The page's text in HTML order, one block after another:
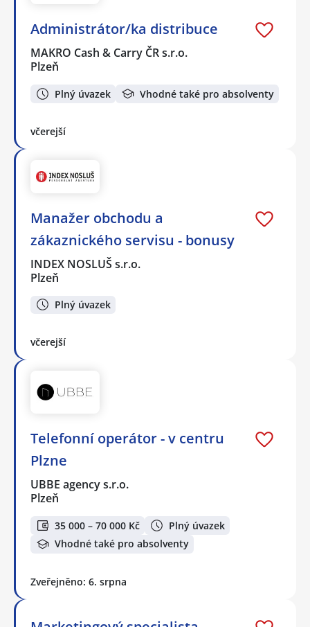
Administrátor/ka distribuce
MAKRO Cash & Carry ČR s.r.o.
Plzeň
Plný úvazek Vhodné také pro absolventy
včerejší
Manažer obchodu a
zákaznického servisu - bonusy
INDEX NOSLUŠ s.r.o.
Plzeň
Plný úvazek
včerejší
Telefonní operátor - v centru
Plzne
UBBE agency s.r.o.
Plzeň
35 000 – 70 000 Kč
Plný úvazek
Vhodné také pro absolventy
Zveřejněno: 6. srpna